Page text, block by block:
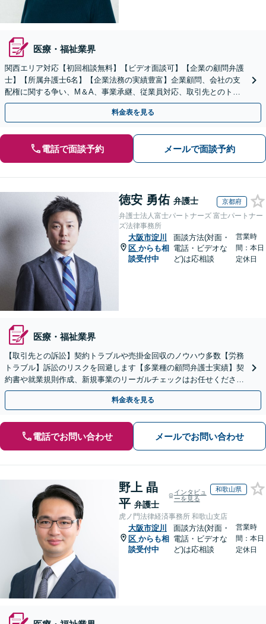
医療・福祉業界
関西エリア対応【初回相談無料】【ビデオ面談可】【企業の顧問弁護
士】【所属弁護士6名】【企業法務の実績豊富】企業顧問、会社の支
配権に関する争い、M＆A、事業承継、従業員対応、取引先とのトラ
ブル、債権回収等につき豊富な対応実績
料金表を見る
電話で面談予約 メールで面談予約
徳安 勇佑 弁護士 京都府
弁護士法人富士パートナーズ 富士パートナー
ズ法律事務所
大阪市淀川
区 からも相
談受付中
面談方法(対面・
電話・ビデオな
ど)は応相談
営業時
間：本日
定休日
医療・福祉業界
【取引先との訴訟】契約トラブルや売掛金回収のノウハウ多数【労務
トラブル】訴訟のリスクを回避します【多業種の顧問弁護士実績】契
約書や就業規則作成、新規事業のリーガルチェックはお任せくださ
い。単発のご依頼OK。
料金表を見る
電話でお問い合わせ メールでお問い合わせ
野上 晶
平 弁護士
インタビュ
ーを見る
和歌山県
虎ノ門法律経済事務所 和歌山支店
大阪市淀川
区 からも相
談受付中
面談方法(対面・
電話・ビデオな
ど)は応相談
営業時
間：本日
定休日